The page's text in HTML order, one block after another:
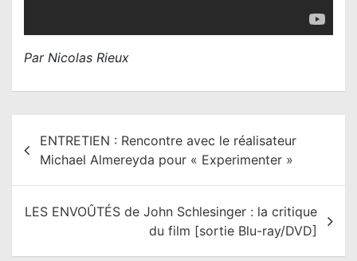
Par Nicolas Rieux
ENTRETIEN : Rencontre avec le réalisateur
Michael Almereyda pour « Experimenter »
LES ENVOÛTÉS de John Schlesinger : la critique
du film [sortie Blu-ray/DVD]